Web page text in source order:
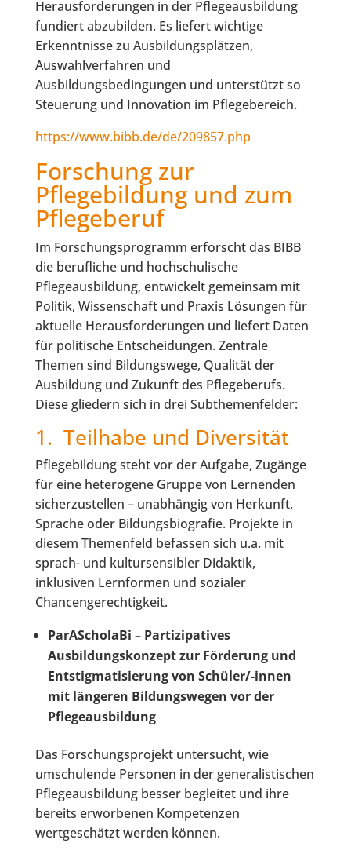
Herausforderungen in der Pflegeausbildung
fundiert abzubilden. Es liefert wichtige
Erkenntnisse zu Ausbildungsplätzen,
Auswahlverfahren und
Ausbildungsbedingungen und unterstützt so
Steuerung und Innovation im Pflegebereich.
https://www.bibb.de/de/209857.php
Forschung zur
Pflegebildung und zum
Pflegeberuf
Im Forschungsprogramm erforscht das BIBB
die berufliche und hochschulische
Pflegeausbildung, entwickelt gemeinsam mit
Politik, Wissenschaft und Praxis Lösungen für
aktuelle Herausforderungen und liefert Daten
für politische Entscheidungen. Zentrale
Themen sind Bildungswege, Qualität der
Ausbildung und Zukunft des Pflegeberufs.
Diese gliedern sich in drei Subthemenfelder:
1. Teilhabe und Diversität
Pflegebildung steht vor der Aufgabe, Zugänge
für eine heterogene Gruppe von Lernenden
sicherzustellen – unabhängig von Herkunft,
Sprache oder Bildungsbiografie. Projekte in
diesem Themenfeld befassen sich u.a. mit
sprach- und kultursensibler Didaktik,
inklusiven Lernformen und sozialer
Chancengerechtigkeit.
ParAScholaBi – Partizipatives
Ausbildungskonzept zur Förderung und
Entstigmatisierung von Schüler/-innen
mit längeren Bildungswegen vor der
Pflegeausbildung
Das Forschungsprojekt untersucht, wie
umschulende Personen in der generalistischen
Pflegeausbildung besser begleitet und ihre
bereits erworbenen Kompetenzen
wertgeschätzt werden können.